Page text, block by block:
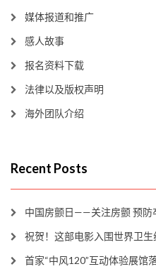
媒体报道和推广
感人故事
报名资料下载
法律以及版权声明
海外团队介绍
Recent Posts
中国房颤日——关注房颤 预防
祝贺！这部电影入围世界卫
首家“中风120”互动体验展馆